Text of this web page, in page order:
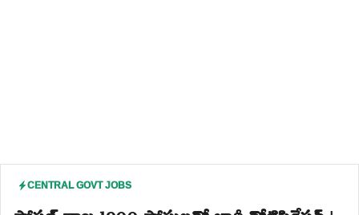
CENTRAL GOVT JOBS